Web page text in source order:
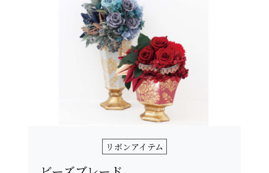
リボンアイテム